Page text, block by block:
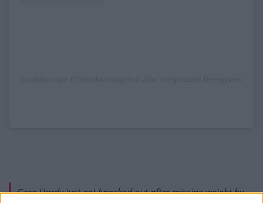
Greg Hardy just got knocked out after missing weight by